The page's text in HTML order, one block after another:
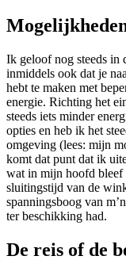
Ik geloof nog steeds in
inmiddels ook dat je
hebt te maken met
energie. Richting het
steeds iets minder
opties en heb ik het
omgeving (lees: mijn
komt dat punt dat ik
wat in mijn hoofd bleef
sluitingstijd van de
spanningsboog van
ter beschikking had.
De reis of de